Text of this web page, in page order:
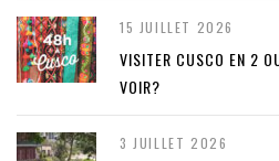
15 JUILLET 2026
VISITER CUSCO EN 2
VOIR?
3 JUILLET 2026